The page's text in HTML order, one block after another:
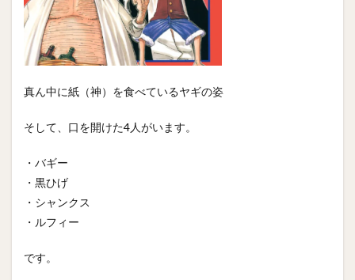
真ん中に紙（神）を食べているヤギの姿
そして、口を開けた4人がいます。
・バギー
・黒ひげ
・シャンクス
・ルフィー
です。